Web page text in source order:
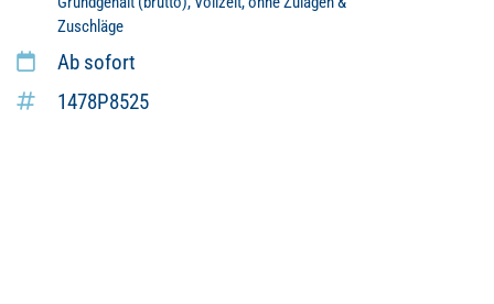
Zuschläge
Ab sofort
1478P8525